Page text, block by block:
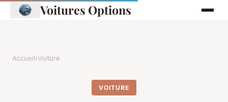
Voitures Options
Accueil›Voiture
VOITURE